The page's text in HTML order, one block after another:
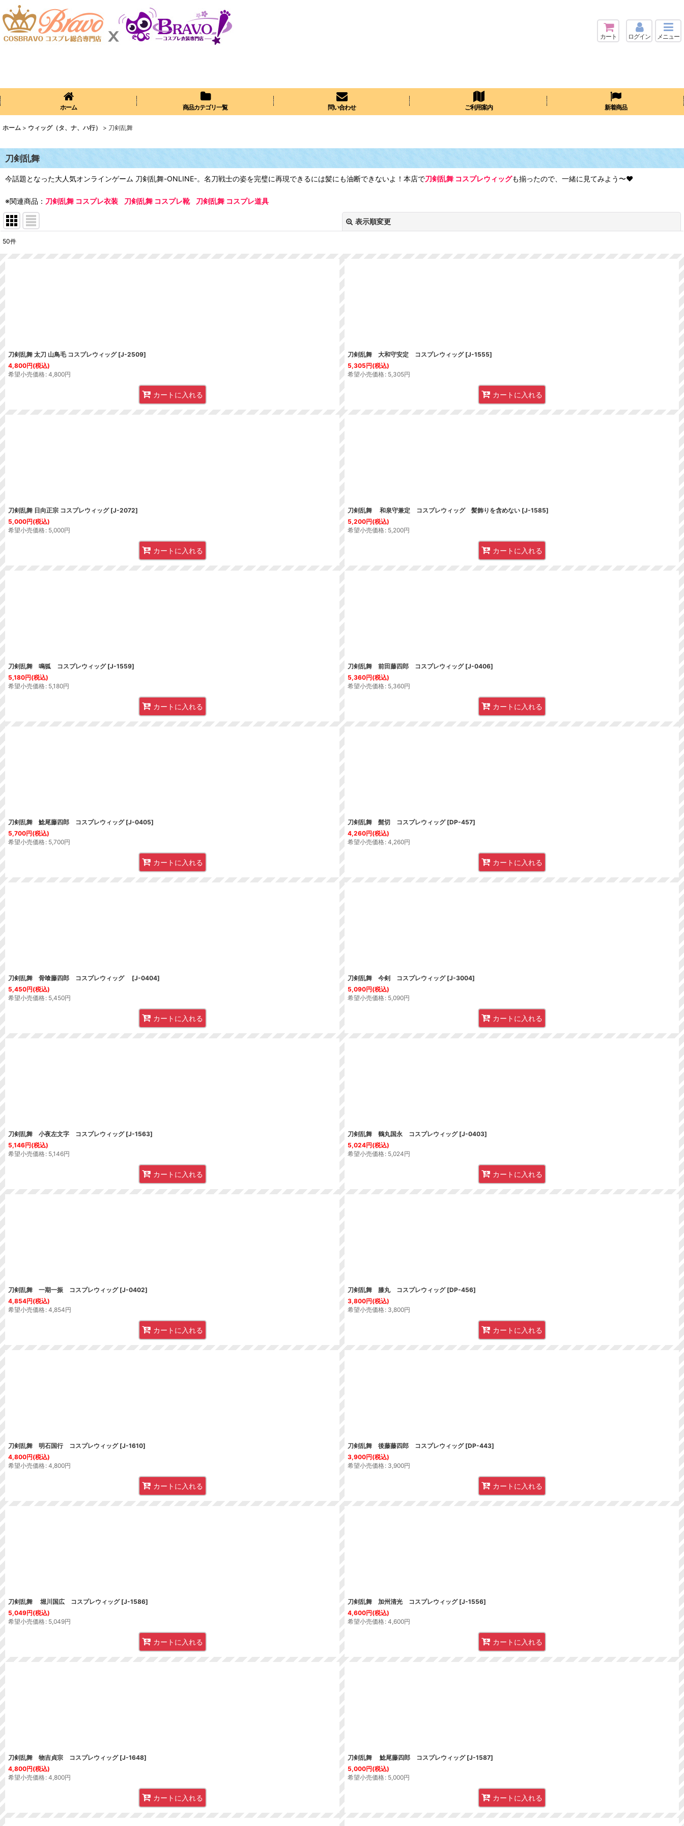
カート ログイン メニュー
ホーム 商品カテゴリ一覧 問い合わせ ご利用案内 新着商品
ホーム > ウィッグ（タ、ナ、ハ行） > 刀剣乱舞
刀剣乱舞
今話題となった大人気オンラインゲーム 刀剣乱舞-ONLINE-。名刀戦士の姿を完璧に再現できるには髪にも油断できないよ！本店で刀剣乱舞 コスプレウィッグも揃ったので、一緒に見てみよう〜♥
※関連商品： 刀剣乱舞 コスプレ衣装 刀剣乱舞 コスプレ靴 刀剣乱舞 コスプレ道具
表示順変更
50件
刀剣乱舞 太刀 山鳥毛 コスプレウィッグ [J-2509]
4,800円(税込)
希望小売価格: 4,800円
カートに入れる
刀剣乱舞 大和守安定 コスプレウィッグ [J-1555]
5,305円(税込)
希望小売価格: 5,305円
カートに入れる
刀剣乱舞 日向正宗 コスプレウィッグ [J-2072]
5,000円(税込)
希望小売価格: 5,000円
カートに入れる
刀剣乱舞 和泉守兼定 コスプレウィッグ 髪飾りを含めない [J-1585]
5,200円(税込)
希望小売価格: 5,200円
カートに入れる
刀剣乱舞 鳴狐 コスプレウィッグ [J-1559]
5,180円(税込)
希望小売価格: 5,180円
カートに入れる
刀剣乱舞 前田藤四郎 コスプレウィッグ [J-0406]
5,360円(税込)
希望小売価格: 5,360円
カートに入れる
刀剣乱舞 鯰尾藤四郎 コスプレウィッグ [J-0405]
5,700円(税込)
希望小売価格: 5,700円
カートに入れる
刀剣乱舞 髭切 コスプレウィッグ [DP-457]
4,260円(税込)
希望小売価格: 4,260円
カートに入れる
刀剣乱舞 骨喰藤四郎 コスプレウィッグ [J-0404]
5,450円(税込)
希望小売価格: 5,450円
カートに入れる
刀剣乱舞 今剣 コスプレウィッグ [J-3004]
5,090円(税込)
希望小売価格: 5,090円
カートに入れる
刀剣乱舞 小夜左文字 コスプレウィッグ [J-1563]
5,146円(税込)
希望小売価格: 5,146円
カートに入れる
刀剣乱舞 鶴丸国永 コスプレウィッグ [J-0403]
5,024円(税込)
希望小売価格: 5,024円
カートに入れる
刀剣乱舞 一期一振 コスプレウィッグ [J-0402]
4,854円(税込)
希望小売価格: 4,854円
カートに入れる
刀剣乱舞 膝丸 コスプレウィッグ [DP-456]
3,800円(税込)
希望小売価格: 3,800円
カートに入れる
刀剣乱舞 明石国行 コスプレウィッグ [J-1610]
4,800円(税込)
希望小売価格: 4,800円
カートに入れる
刀剣乱舞 後藤藤四郎 コスプレウィッグ [DP-443]
3,900円(税込)
希望小売価格: 3,900円
カートに入れる
刀剣乱舞 堀川国広 コスプレウィッグ [J-1586]
5,049円(税込)
希望小売価格: 5,049円
カートに入れる
刀剣乱舞 加州清光 コスプレウィッグ [J-1556]
4,600円(税込)
希望小売価格: 4,600円
カートに入れる
刀剣乱舞 物吉貞宗 コスプレウィッグ [J-1648]
4,800円(税込)
希望小売価格: 4,800円
カートに入れる
刀剣乱舞 鯰尾藤四郎 コスプレウィッグ [J-1587]
5,000円(税込)
希望小売価格: 5,000円
カートに入れる